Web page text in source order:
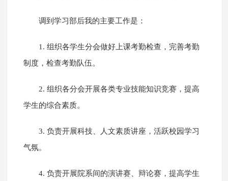
调到学习部后我的主要工作是：
1. 组织各学生分会做好上课考勤检查，完善考勤
制度，检查考勤队伍。
2. 组织各分会开展各类专业技能知识竞赛，提高
学生的综合素质。
3. 负责开展科技、人文素质讲座，活跃校园学习
气氛。
4. 负责开展院系间的演讲赛、辩论赛，提高学生